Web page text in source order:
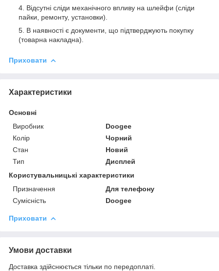
Відсутні сліди механічного впливу на шлейфи (сліди
пайки, ремонту, установки).
В наявності є документи, що підтверджують покупку
(товарна накладна).
Приховати
Характеристики
Основні
Виробник
Doogee
Колір
Чорний
Стан
Новий
Тип
Дисплей
Користувальницькі характеристики
Призначення
Для телефону
Сумісність
Doogee
Приховати
Умови доставки
Доставка здійснюється тільки по передоплаті.